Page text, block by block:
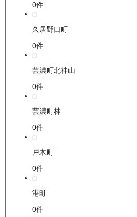
0件
久居野口町
0件
芸濃町北神山
0件
芸濃町林
0件
戸木町
0件
港町
0件